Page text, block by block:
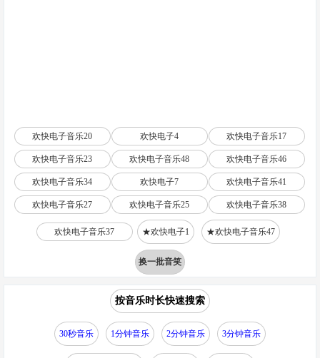
欢快电子音乐20 欢快电子4 欢快电子音乐17
欢快电子音乐23 欢快电子音乐48 欢快电子音乐46
欢快电子音乐34 欢快电子7 欢快电子音乐41
欢快电子音乐27 欢快电子音乐25 欢快电子音乐38
欢快电子音乐37 ★欢快电子1 ★欢快电子音乐47
换一批音笑
按音乐时长快速搜索
30秒音乐 1分钟音乐 2分钟音乐 3分钟音乐